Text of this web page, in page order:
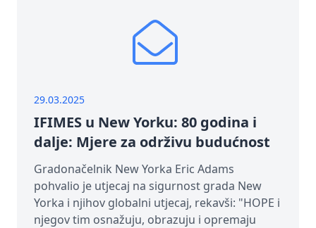
29.03.2025
IFIMES u New Yorku: 80 godina i
dalje: Mjere za održivu budućnost
Gradonačelnik New Yorka Eric Adams
pohvalio je utjecaj na sigurnost grada New
Yorka i njihov globalni utjecaj, rekavši: "HOPE i
njegov tim osnažuju, obrazuju i opremaju